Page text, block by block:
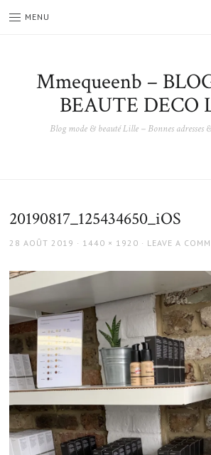
MENU
Mmequeenb –
BEAUTE DECO
Blog mode & beauté Lille – Bonnes adresses
20190817_125434650_iOS
POSTED
28 AOÛT 2019
FULL
1440 × 1920 LEAVE A